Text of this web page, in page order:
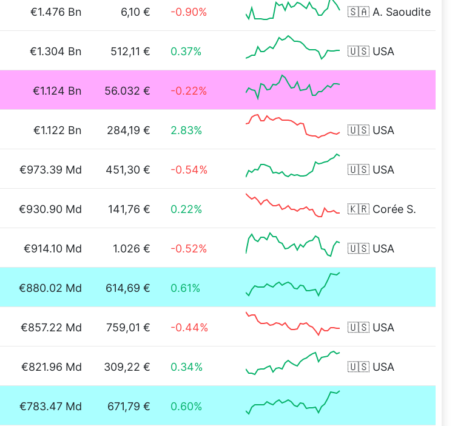
€1.476 Bn 6,10 € -0.90% 🇸🇦 A. Saoudite
€1.304 Bn 512,11 € 0.37% 🇺🇸 USA
€1.124 Bn 56.032 € -0.22%
€1.122 Bn 284,19 € 2.83% 🇺🇸 USA
€973.39 Md 451,30 € -0.54% 🇺🇸 USA
€930.90 Md 141,76 € 0.22% 🇰🇷 Corée S.
€914.10 Md 1.026 € -0.52% 🇺🇸 USA
€880.02 Md 614,69 € 0.61%
€857.22 Md 759,01 € -0.44% 🇺🇸 USA
€821.96 Md 309,22 € 0.34% 🇺🇸 USA
€783.47 Md 671,79 € 0.60%